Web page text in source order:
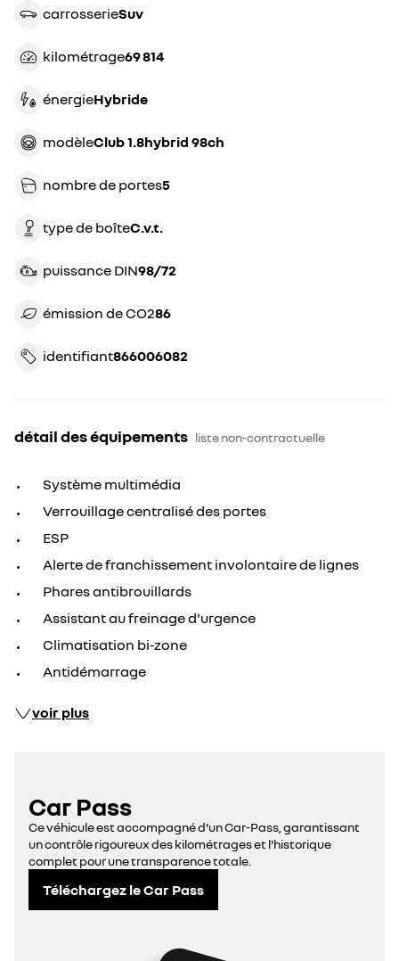
carrosserie suv
kilométrage 69 814
énergie hybride
modèle Club 1.8hybrid 98ch
nombre de portes5
type de boîte c.v.t.
puissance DIN 98/72
émission de CO2 86
identifiant 866006082
détail des équipements liste non-contractuelle
Système multimédia
Verrouillage centralisé des portes
ESP
Alerte de franchissement involontaire de lignes
Phares antibrouillards
Assistant au freinage d'urgence
Climatisation bi-zone
Antidémarrage
voir plus
Car Pass
Ce véhicule est accompagné d'un Car-Pass, garantissant
un contrôle rigoureux des kilométrages et l'historique
complet pour une transparence totale.
Téléchargez le Car Pass